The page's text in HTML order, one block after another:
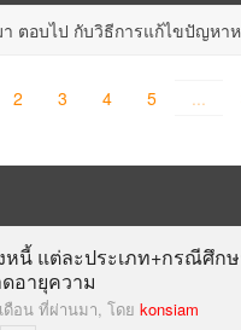
ตอบไป กับวิธีการแก้ไขปัญหา
2 3 4 5 ...
หนี้ แต่ละประเภท+กรณีศึก
อายุความ
ดือน ที่ผ่านมา, โดย konsiam